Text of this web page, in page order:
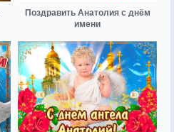
Поздравить Анатолия с днём
имени